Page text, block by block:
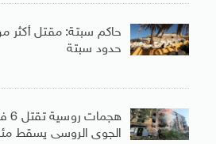
حدود سبتة
الجوى الروسى يسقط